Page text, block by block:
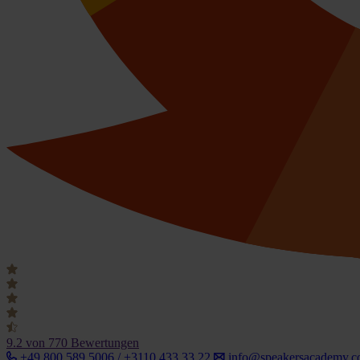
9.2 von 770 Bewertungen
+49 800 589 5006 / +3110 433 33 22